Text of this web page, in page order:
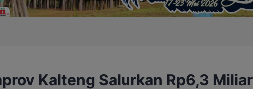
Kalteng Salurkan Rp6,3 Miliar